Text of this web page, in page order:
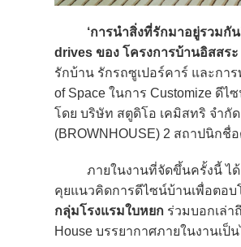
‘การนำสิ่งที่รักมาอยู่รวมกัน
drives ของ โครงการบ้านอิสสร
รักบ้าน รักรถซูเปอร์คาร์ และกา
of Space ในการ Customize ดี
โดย บริษัท สตูดิโอ เคมิสทริ จำกัด
(BROWNHOUSE) 2 สถาปนิกชื่อ
ภายในงานที่จัดขึ้นครั้งนี้ ได้
คุยแนวคิดการดีไซน์บ้านเพื่อตอ
กลุ่มโรงแรมใบหยก ร่วมบอกเล่
House บรรยากาศภายในงานเ